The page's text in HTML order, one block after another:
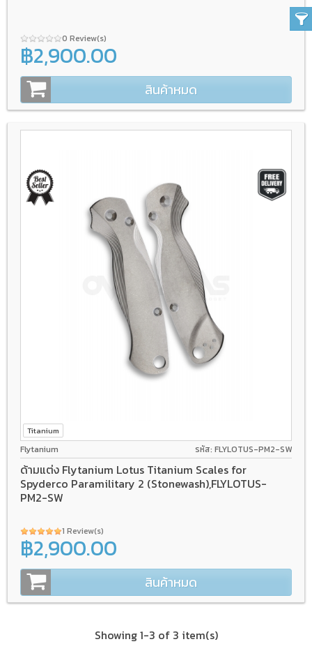
0 Review(s)
฿2,900.00
สินค้าหมด
Titanium
Flytanium รหัส: FLYLOTUS-PM2-SW
ด้ามแต่ง Flytanium Lotus Titanium Scales for
Spyderco Paramilitary 2 (Stonewash),FLYLOTUS-
PM2-SW
1 Review(s)
฿2,900.00
สินค้าหมด
Showing 1-3 of 3 item(s)